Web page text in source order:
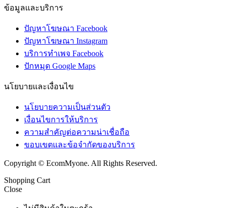
ข้อมูลและบริการ
ปัญหาโฆษณา Facebook
ปัญหาโฆษณา Instagram
บริการทำเพจ Facebook
ปักหมุด Google Maps
นโยบายและเงื่อนไข
นโยบายความเป็นส่วนตัว
เงื่อนไขการให้บริการ
ความสำคัญต่อความน่าเชื่อถือ
ขอบเขตและข้อจำกัดของบริการ
Copyright © EcomMyone. All Rights Reserved.
Shopping Cart
Close